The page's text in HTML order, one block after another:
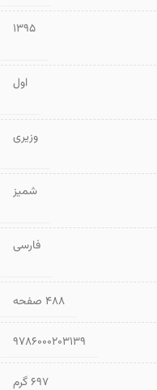
1395
اول
وزیری
شمیز
فارسی
۴۸۸ صفحه
9786000203139
697 گرم